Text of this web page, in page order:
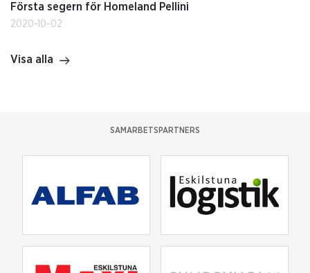
Första segern för Homeland Pellini
2020-10-02
Visa alla
SAMARBETSPARTNERS